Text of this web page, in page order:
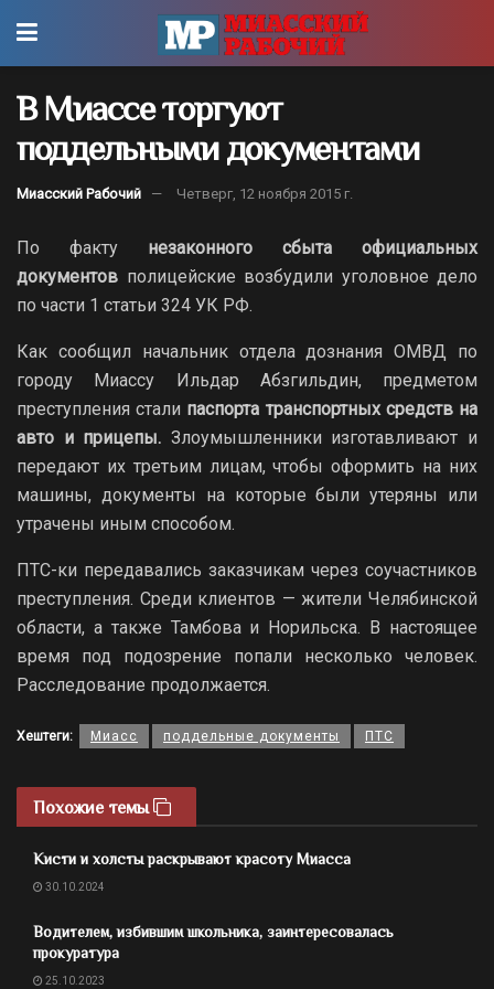
В Миассе торгуют
поддельными документами
Миасский Рабочий Четверг, 12 ноября 2015 г.
По факту незаконного сбыта официальных
документов полицейские возбудили уголовное дело
по части 1 статьи 324 УК РФ.
Как сообщил начальник отдела дознания ОМВД по
городу Миассу Ильдар Абзгильдин, предметом
преступления стали паспорта транспортных средств на
авто и прицепы. Злоумышленники изготавливают и
передают их третьим лицам, чтобы оформить на них
машины, документы на которые были утеряны или
утрачены иным способом.
ПТС-ки передавались заказчикам через соучастников
преступления. Среди клиентов — жители Челябинской
области, а также Тамбова и Норильска. В настоящее
время под подозрение попали несколько человек.
Расследование продолжается.
Хештеги: Миасс поддельные документы ПТС
Похожие темы
Кисти и холсты раскрывают красоту Миасса
30.10.2024
Водителем, избившим школьника, заинтересовалась
прокуратура
25.10.2023